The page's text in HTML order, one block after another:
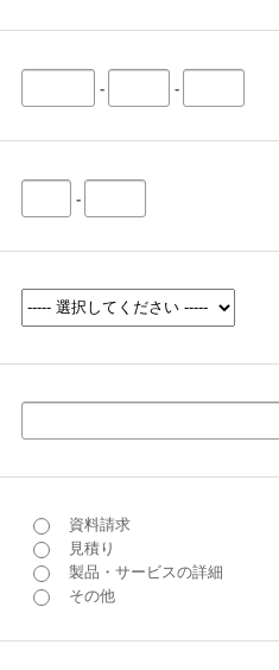
- -
-
資料請求
見積り
製品・サービスの詳細
その他